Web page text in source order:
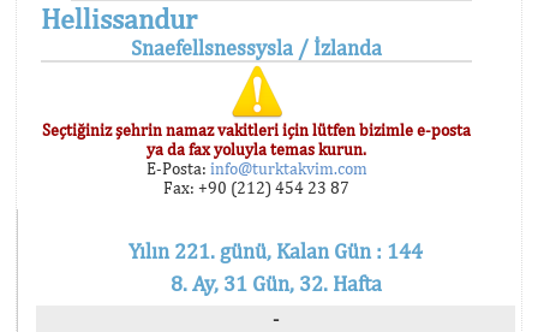
Hellissandur
Snaefellsnessysla / İzlanda
Seçtiğiniz şehrin namaz vakitleri için lütfen bizimle e-posta
ya da fax yoluyla temas kurun.
E-Posta: info@turktakvim.com
Fax: +90 (212) 454 23 87
Yılın 221. günü, Kalan Gün : 144
8. Ay, 31 Gün, 32. Hafta
-